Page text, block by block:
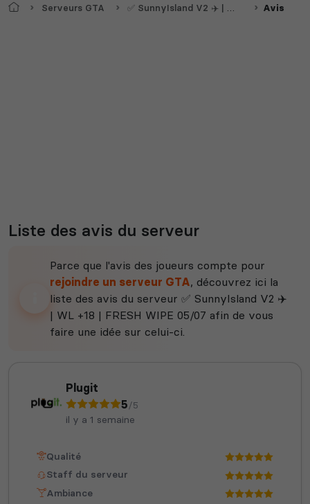
AccueilServeurs GTA ✅ SunnyIsland V2 ✈️ | WL +18 | FRESH WIPE 05/07 Avis
Liste des avis du serveur
Parce que l'avis des joueurs compte pour
rejoindre un serveur GTA, découvrez ici la
liste des avis du serveur ✅ SunnyIsland V2 ✈️
| WL +18 | FRESH WIPE 05/07 afin de vous
faire une idée sur celui-ci.
Plugit
5/5
il y a 1 semaine
Qualité
Staff du serveur
Ambiance